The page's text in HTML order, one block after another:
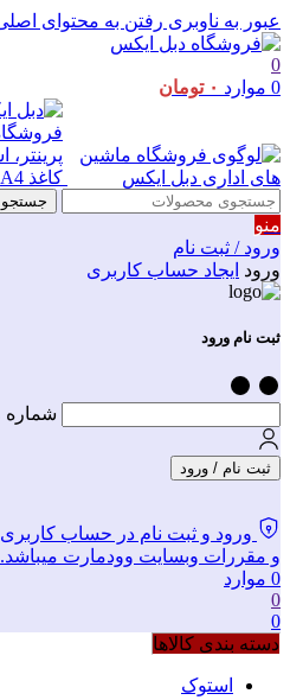
عبور به ناوبری رفتن به محتوای
0
0 موارد ۰ تومان
جستجو
منو
ورود / ثبت نام
ورود ایجاد حساب کاربری
ثبت نام ورود
شماره
ثبت نام / ورود
ورود و ثبت نام در حساب
و مقررات وبسایت وودمارت میباشد. wplus_term_condion
0 موارد
0
0
دسته بندی کالاها
استوک